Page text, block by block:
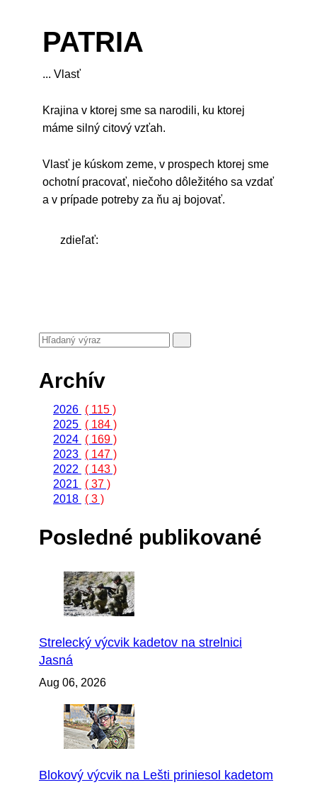
PATRIA
... Vlasť
Krajina v ktorej sme sa narodili, ku ktorej
máme silný citový vzťah.
Vlasť je kúskom zeme, v prospech ktorej sme
ochotní pracovať, niečoho dôležitého sa vzdať
a v prípade potreby za ňu aj bojovať.
zdieľať:
Archív
2026 ( 115 )
2025 ( 184 )
2024 ( 169 )
2023 ( 147 )
2022
( 143 )
2021
( 37 )
2018 ( 3 )
Posledné publikované
Strelecký výcvik kadetov na strelnici
Jasná
Aug 06, 2026
Blokový výcvik na Lešti priniesol kadetom